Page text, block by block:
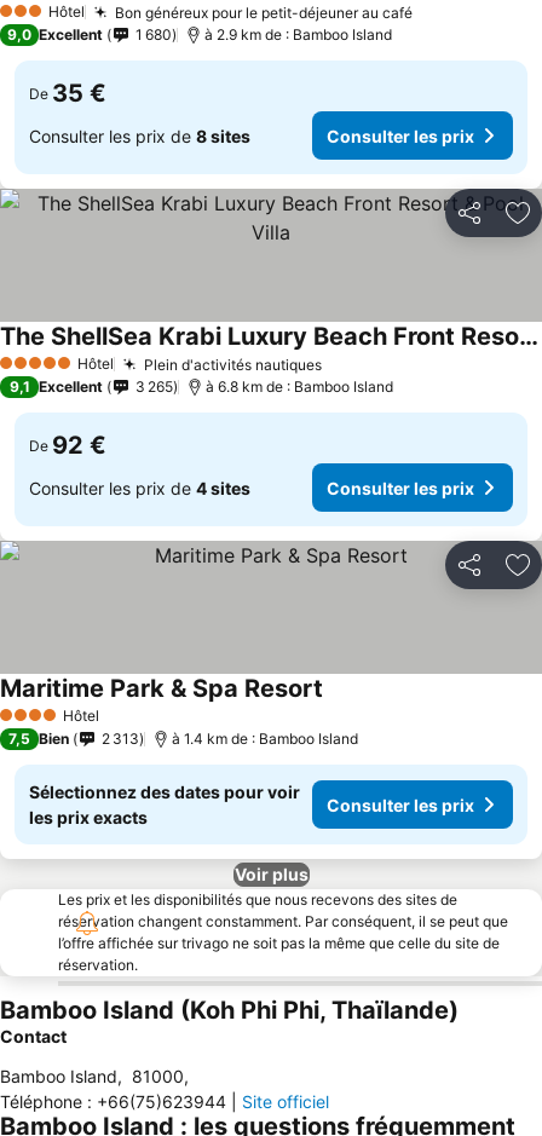
3 ÉtoilesHôtel Bon généreux pour le petit-déjeuner au café
9,0 Excellent 1 680 à 2.9 km de : Bamboo Island
De 35 €
Consulter les prix de 8 sites Consulter les prix
Partager
5 Étoiles Hôtel Plein d'activités nautiques
The ShellSea Krabi Luxury Beach Front Resort & Pool Villa
9,1 Excellent 3 265 à 6.8 km de : Bamboo Island
De 92 €
Consulter les prix de 4 sites Consulter les prix
Partager
4 Étoiles Hôtel
Maritime Park & Spa Resort
7,5 Bien 2 313 à 1.4 km de : Bamboo Island
Sélectionnez des dates pour voir
les prix exacts
Consulter les prix
Voir plus
Les prix et les disponibilités que nous recevons des sites de
réservation changent constamment. Par conséquent, il se peut que
l’offre affichée sur trivago ne soit pas la même que celle du site de
réservation.
Bamboo Island (Koh Phi Phi, Thaïlande)
Contact
Bamboo Island, 81000,
Téléphone : +66(75)623944 Site officiel
Bamboo Island : les questions fréquemment